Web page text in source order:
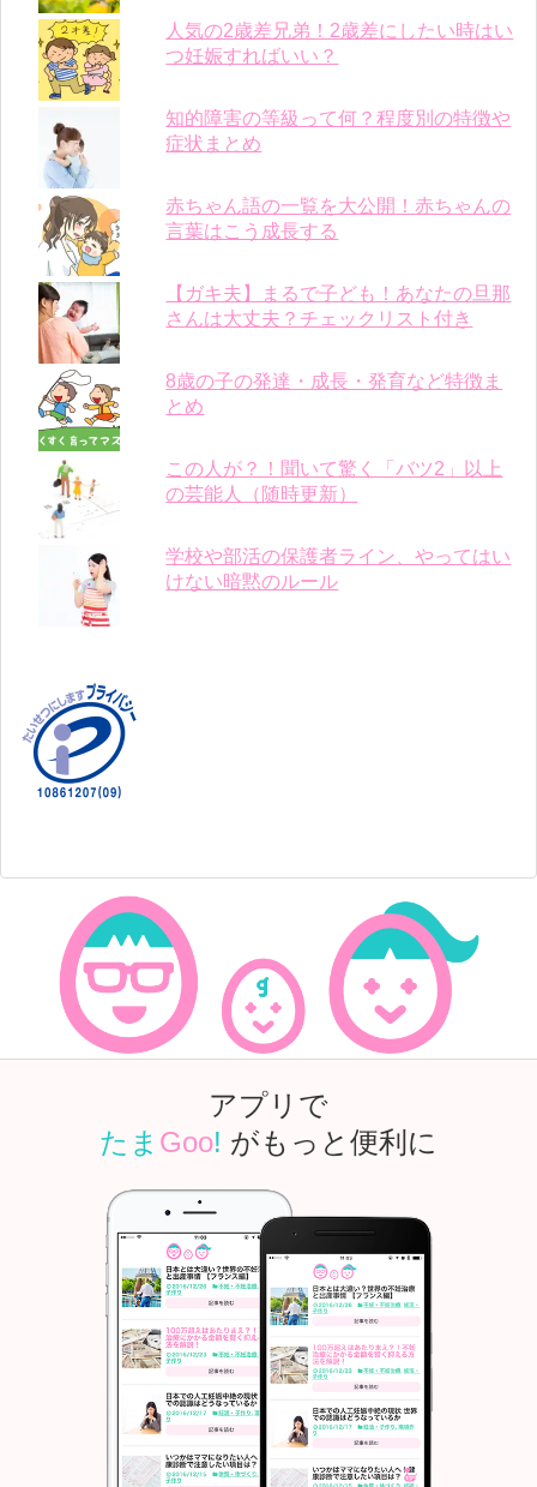
人気の2歳差兄弟！2歳差にしたい時はい
つ妊娠すればいい？
知的障害の等級って何？程度別の特徴や
症状まとめ
赤ちゃん語の一覧を大公開！赤ちゃんの
言葉はこう成長する
【ガキ夫】まるで子ども！あなたの旦那
さんは大丈夫？チェックリスト付き
8歳の子の発達・成長・発育など特徴ま
とめ
この人が？！聞いて驚く「バツ2」以上
の芸能人（随時更新）
学校や部活の保護者ライン、やってはい
けない暗黙のルール
アプリで
たま Goo! がもっと便利に